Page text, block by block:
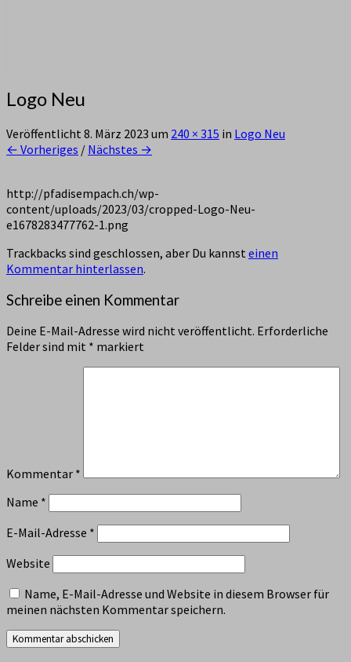
Logo Neu
Veröffentlicht 8. März 2023 um 240 × 315 in Logo Neu
← Vorheriges / Nächstes →
http://pfadisempach.ch/wp-
content/uploads/2023/03/cropped-Logo-Neu-
e1678283477762-1.png
Trackbacks sind geschlossen, aber Du kannst einen
Kommentar hinterlassen.
Schreibe einen Kommentar
Deine E-Mail-Adresse wird nicht veröffentlicht. Erforderliche
Felder sind mit * markiert
Kommentar *
Name *
E-Mail-Adresse *
Website
Name, E-Mail-Adresse und Website in diesem Browser für
meinen nächsten Kommentar speichern.